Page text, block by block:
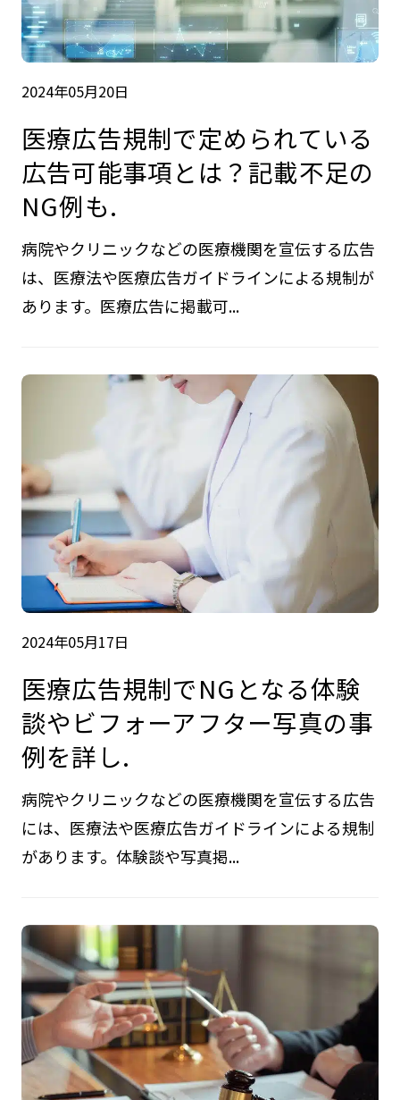
2024年05月20日
医療広告規制で定められている
広告可能事項とは？記載不足の
NG例も.
病院やクリニックなどの医療機関を宣伝する広告
は、医療法や医療広告ガイドラインによる規制が
あります。医療広告に掲載可...
2024年05月17日
医療広告規制でNGとなる体験
談やビフォーアフター写真の事
例を詳し.
病院やクリニックなどの医療機関を宣伝する広告
には、医療法や医療広告ガイドラインによる規制
があります。体験談や写真掲...